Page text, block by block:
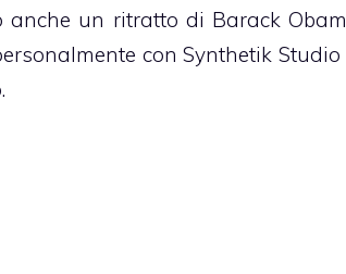
anche un ritratto di Barack
con Synthetik